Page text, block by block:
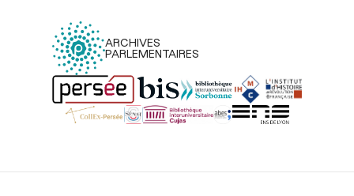
ARCHIVES
PARLEMENTAIRES
Menu